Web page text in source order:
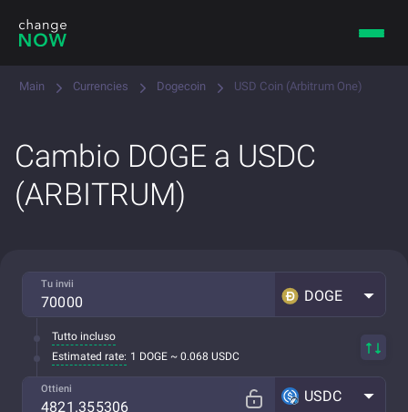
Main Currencies Dogecoin USD Coin (Arbitrum One)
Cambio DOGE a USDC
(ARBITRUM)
Tu invii
DOGE
Tutto incluso
Estimated rate: 1 DOGE ~ 0.068 USDC
Ottieni USDC